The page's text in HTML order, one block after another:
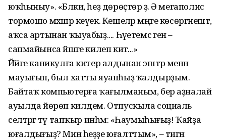
юҡһыныу». «Бәл­ки, һеҙ дөрөҫтөр ҙә. Ә мегаполис
тормошо мәхшәр кеүек. Кешеләр мәңге көсөргәнештә,
аҡса артынан ҡыуа­быҙ.... Һәүетемсә генә –
сапмайынса йәшәге килеп китә...»
Йәйге каникулға китер алдынан эштәр менән
мауығып, был хатты яуапһыҙ ҡалдырҙым.
Байтаҡ компью­терға ҡағылманым, бер аҙналай
ауыл­да йөрөп килдем. Отпускыла социаль
селтәргә тәү тапҡыр инһәм: «Һаумы­һығыҙ! Ҡайҙа
юғалдығыҙ? Мин һеҙҙе юғалттым», – тигән